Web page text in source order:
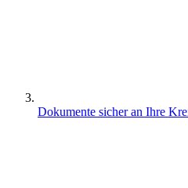
Dokumente sicher an Ihre